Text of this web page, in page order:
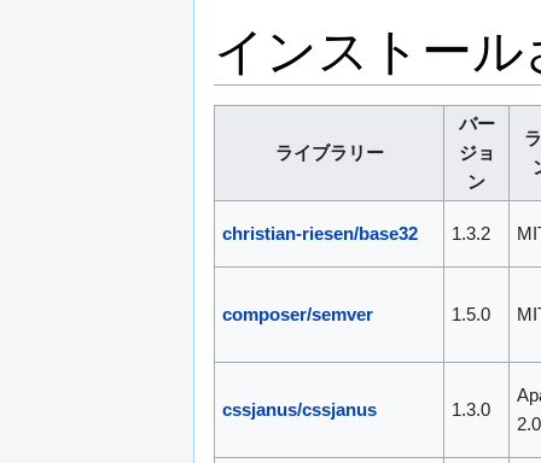
インストー
ライブラリー
バー
ジョ
ン
christian-riesen/base32 1.3.2
composer/semver 1.5.0
cssjanus/cssjanus 1.3.0
2.0